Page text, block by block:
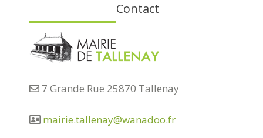
Contact
7 Grande Rue 25870 Tallenay
mairie.tallenay@wanadoo.fr